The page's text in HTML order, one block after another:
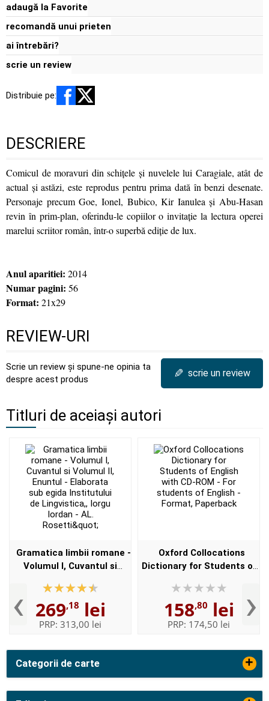
Categorii de carte +
adaugă la Favorite
recomandă unui prieten
ai întrebări?
scrie un review
Distribuie pe:
DESCRIERE
Comicul de moravuri din schițele și nuvelele lui Caragiale, atât de
actual și astăzi, este reprodus pentru prima dată în benzi desenate.
Personaje precum Goe, Ionel, Bubico, Kir Ianulea și Abu-Hasan
revin în prim-plan, oferindu-le copiilor o invitație la lectura operei
marelui scriitor român, într-o superbă ediție de lux.
Anul aparitiei: 2014
Numar pagini: 56
Format: 21x29
REVIEW-URI
Scrie un review și spune-ne opinia ta
despre acest produs
✎ scrie un review
Titluri de aceiași autori
‹
Gramatica limbii romane -
Volumul I, Cuvantul si
Elaborata sub egida
Institutului de
Lingvistica,,...
269,18 lei
PRP: 313,00 lei
Oxford Collocations
Dictionary for Students of
students of English -
Format, Paperback
158,80 lei
PRP: 174,50 lei ›